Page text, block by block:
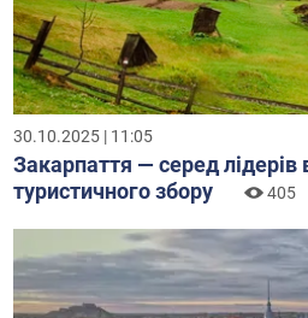
30.10.2025 | 11:05
Закарпаття — серед лідерів
туристичного збору
405